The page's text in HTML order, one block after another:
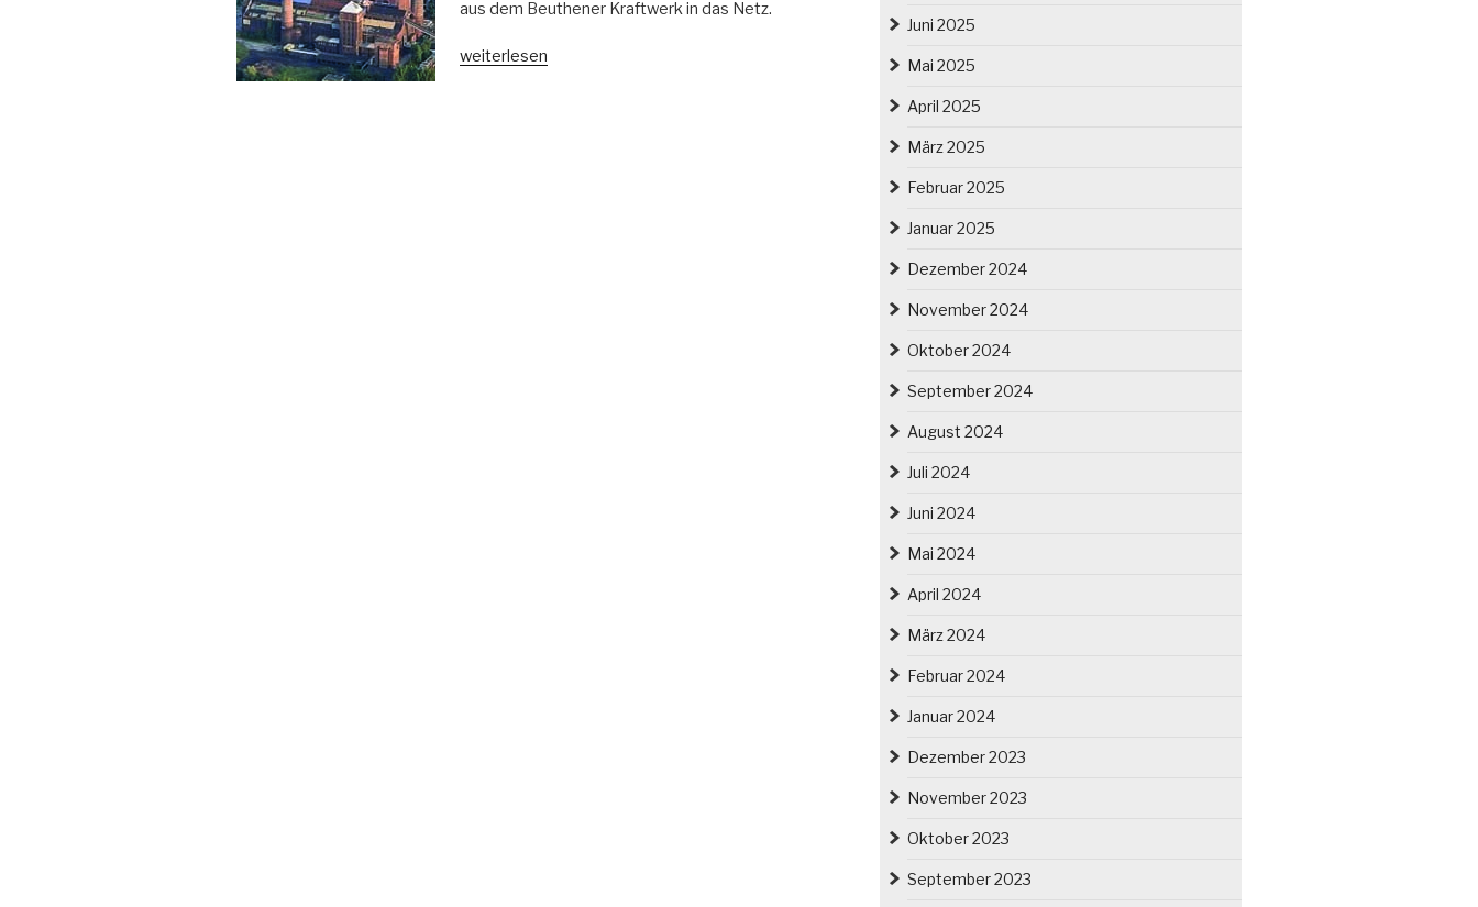
aus dem Beuthener Kraftwerk in das Netz.
„Kraftwerk
weiterlesen
Juni 2025
Mai 2025
April 2025
März 2025
Februar 2025
Januar 2025
Dezember 2024
November 2024
Oktober 2024
September 2024
August 2024
Juli 2024
Juni 2024
Mai 2024
April 2024
März 2024
Februar 2024
Januar 2024
Dezember 2023
November 2023
Oktober 2023
September 2023